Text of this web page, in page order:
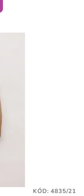
KÓD:4835/21